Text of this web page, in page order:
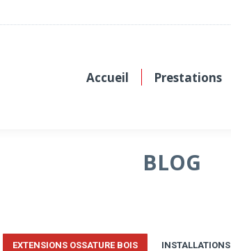
Accueil Prestations
BLOG
EXTENSIONS OSSATURE BOIS INSTALLATIONS